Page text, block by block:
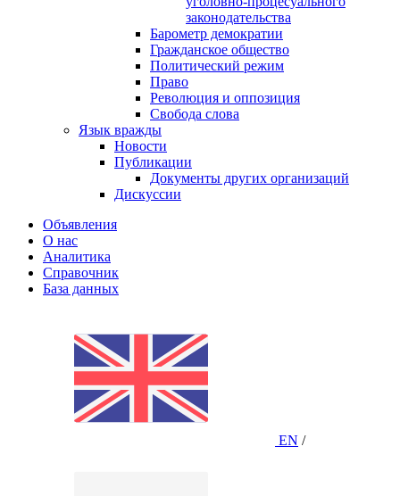
законодательства
Барометр демократии
Гражданское общество
Политический режим
Право
Революция и оппозиция
Свобода слова
Язык вражды
Новости
Публикации
Документы других организаций
Дискуссии
Объявления
О нас
Аналитика
Справочник
База данных
EN /